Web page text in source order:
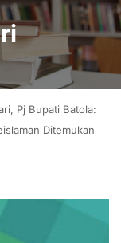
Pj Bupati Batola:
Ditemukan